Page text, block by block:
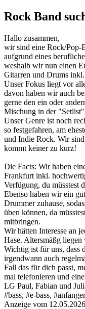
Rock Band
Hallo zusammen,
wir sind eine Rock/Pop-
aufgrund eines
weshalb wir nun einen
Gitarren und Drums inkl.
Unser Fokus liegt vor
davon haben wir auch
gerne den ein oder
Mischung in der
Unser Genre ist noch
so festgefahren, am
und Indie Rock. Wir
kommt keiner zu kurz!
Die Facts: Wir haben
Frankfurt inkl.
Verfügung, du müsstest
Ebenso haben wir ein
Drummer zuhause,
üben können, da
mitbringen.
Wir hätten Interesse an
Hase. Altersmäßg
Wichtig ist für uns, dass
irgendwann auch
Fall das für dich passt,
mal telefonieren und
LG Paul, Fabian und
#bass, #e-bass, #anfanger
Anzeige vom 12.05.2026